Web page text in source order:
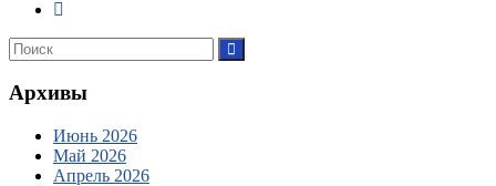
Архивы
Июнь 2026
Май 2026
Апрель 2026